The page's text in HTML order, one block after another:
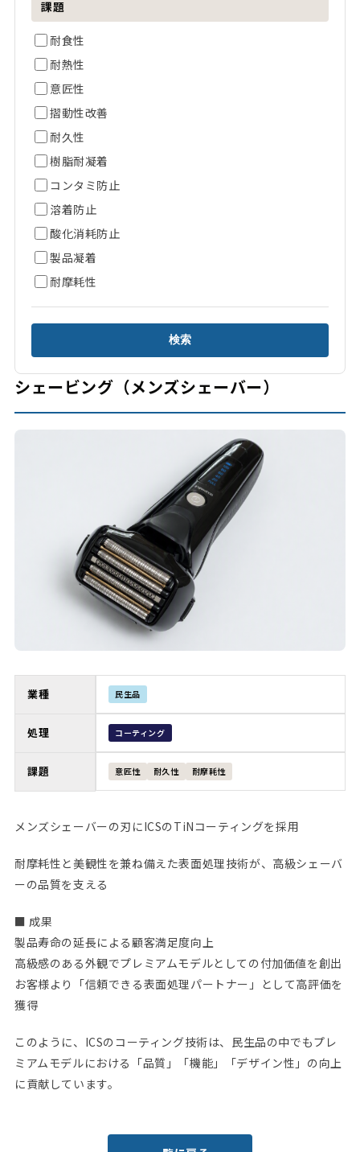
課題
耐食性
耐熱性
意匠性
摺動性改善
耐久性
樹脂耐凝着
コンタミ防止
溶着防止
酸化消耗防止
製品凝着
耐摩耗性
検索
シェービング（メンズシェーバー）
業種 民生品
処理 コーティング
課題 意匠性 耐久性 耐摩耗性
メンズシェーバーの刃にICSのTiNコーティングを採用
耐摩耗性と美観性を兼ね備えた表面処理技術が、高級シェーバ
ーの品質を支える
■ 成果
製品寿命の延長による顧客満足度向上
高級感のある外観でプレミアムモデルとしての付加価値を創出
お客様より「信頼できる表面処理パートナー」として高評価を
獲得
このように、ICSのコーティング技術は、民生品の中でもプレ
ミアムモデルにおける「品質」「機能」「デザイン性」の向上
に貢献しています。